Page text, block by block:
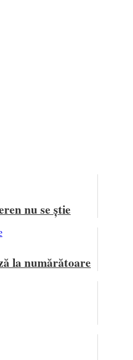
nu se știe
la numărătoare